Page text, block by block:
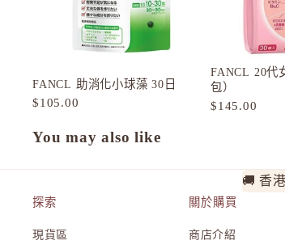
plus eau
Rachel Wine
Refa
SUQQU
FANCL 助消化小球藻 30日
$105.00
FANCL 20代
包）
$145.00
You may also like
🚚 香
探索
現貨區
關於購買
商店介紹